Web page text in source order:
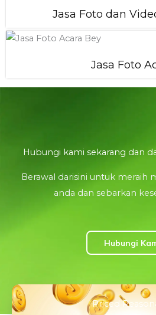
Jasa Foto dan
Jasa Foto
Hubungi kami sekarang dan
Berawal darisini untuk meraih
anda dan sebarkan
Hubungi
Priced